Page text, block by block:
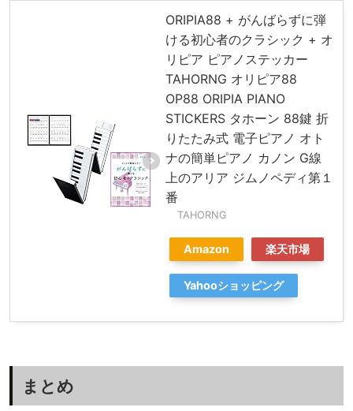
ORIPIA88 + がんばらずに弾
ける初心者のクラシック + オ
リピア ピアノステッカー
TAHORNG オリピア88
OP88 ORIPIA PIANO
STICKERS タホーン 88鍵 折
りたたみ式 電子ピアノ オト
ナの簡単ピアノ カノン G線
上のアリア ジムノペディ第１
番
TAHORNG
Amazon 楽天市場
Yahooショッピング
まとめ